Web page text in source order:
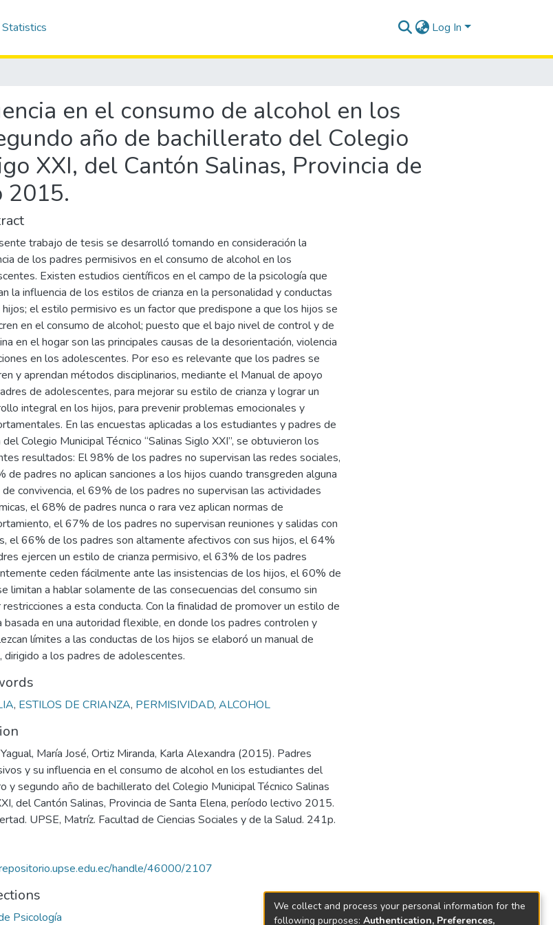
Statistics Log In
en el consumo de alcohol en los
año de bachillerato del Colegio
XXI, del Cantón Salinas, Provincia de
2015.
trabajo de tesis se desarrolló tomando en consideración la
de los padres permisivos en el consumo de alcohol en los
Existen estudios científicos en el campo de la psicología que
la influencia de los estilos de crianza en la personalidad y conductas
el estilo permisivo es un factor que predispone a que los hijos se
en el consumo de alcohol; puesto que el bajo nivel de control y de
en el hogar son las principales causas de la desorientación, violencia
en los adolescentes. Por eso es relevante que los padres se
y aprendan métodos disciplinarios, mediante el Manual de apoyo
de adolescentes, para mejorar su estilo de crianza y lograr un
integral en los hijos, para prevenir problemas emocionales y
En las encuestas aplicadas a los estudiantes y padres de
del Colegio Municipal Técnico “Salinas Siglo XXI”, se obtuvieron los
resultados: El 98% de los padres no supervisan las redes sociales,
de padres no aplican sanciones a los hijos cuando transgreden alguna
de convivencia, el 69% de los padres no supervisan las actividades
el 68% de padres nunca o rara vez aplican normas de
el 67% de los padres no supervisan reuniones y salidas con
el 66% de los padres son altamente afectivos con sus hijos, el 64%
ejercen un estilo de crianza permisivo, el 63% de los padres
ceden fácilmente ante las insistencias de los hijos, el 60% de
limitan a hablar solamente de las consecuencias del consumo sin
restricciones a esta conducta. Con la finalidad de promover un estilo de
basada en una autoridad flexible, en donde los padres controlen y
límites a las conductas de los hijos se elaboró un manual de
dirigido a los padres de adolescentes.
, ESTILOS DE CRIANZA, PERMISIVIDAD, ALCOHOL
María José, Ortiz Miranda, Karla Alexandra (2015). Padres
y su influencia en el consumo de alcohol en los estudiantes del
y segundo año de bachillerato del Colegio Municipal Técnico Salinas
del Cantón Salinas, Provincia de Santa Elena, período lectivo 2015.
UPSE, Matríz. Facultad de Ciencias Sociales y de la Salud. 241p.
handle/46000/2107
Psicología
We collect and process your personal information for the
following purposes: Authentication, Preferences,